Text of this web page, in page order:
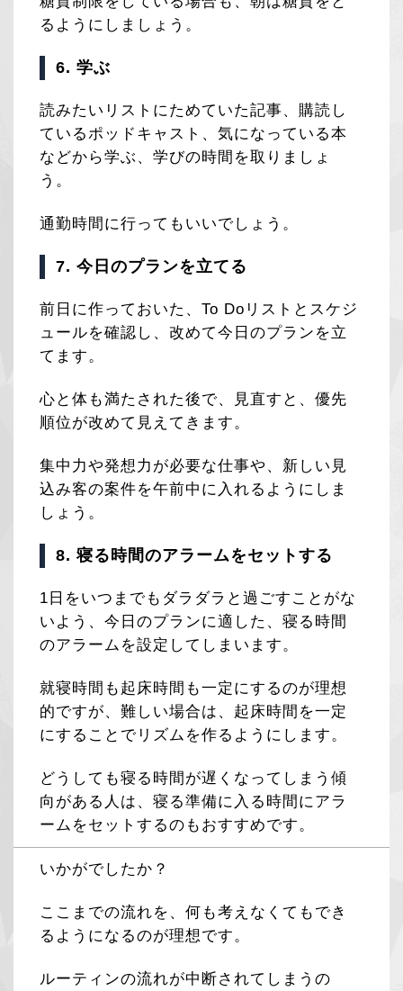
るようにしましょう。
6. 学ぶ
読みたいリストにためていた記事、購読し
ているポッドキャスト、気になっている本
などから学ぶ、学びの時間を取りましょ
う。
通勤時間に行ってもいいでしょう。
7. 今日のプランを立てる
前日に作っておいた、To Doリストとスケジ
ュールを確認し、改めて今日のプランを立
てます。
心と体も満たされた後で、見直すと、優先
順位が改めて見えてきます。
集中力や発想力が必要な仕事や、新しい見
込み客の案件を午前中に入れるようにしま
しょう。
8. 寝る時間のアラームをセットする
1日をいつまでもダラダラと過ごすことがな
いよう、今日のプランに適した、寝る時間
のアラームを設定してしまいます。
就寝時間も起床時間も一定にするのが理想
的ですが、難しい場合は、起床時間を一定
にすることでリズムを作るようにします。
どうしても寝る時間が遅くなってしまう傾
向がある人は、寝る準備に入る時間にアラ
ームをセットするのもおすすめです。
いかがでしたか？
ここまでの流れを、何も考えなくてもでき
るようになるのが理想です。
ルーティンの流れが中断されてしまうの